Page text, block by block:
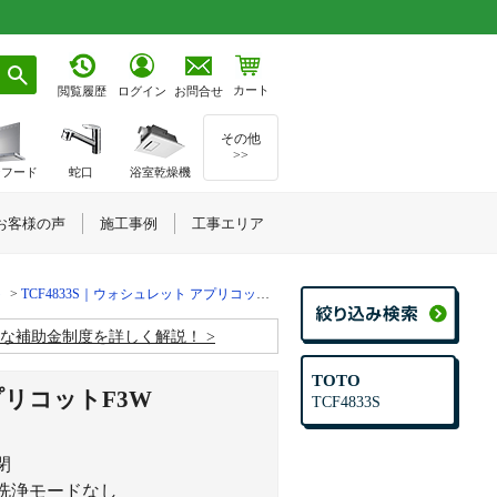
TOTO
TCF4833S
閲覧履歴 ログイン お問合せ カート
TCF4833S｜ウォシュレット アプリコットF3W
補助金制度を詳しく解説！
コットF3W
浄モードなし
ード 蛇口 浴室乾燥機
その他
>>
客様の声 施工事例 工事エリア